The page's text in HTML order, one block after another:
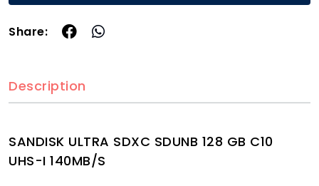
Share:
Description
SANDISK ULTRA SDXC SDUNB 128 GB C10
UHS-I 140MB/S